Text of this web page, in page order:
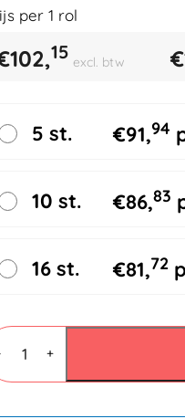
per 1 rol
102,15 excl. btw €
5 st. €91,94
10 st. €86,83
16 st. €81,72
m²
+